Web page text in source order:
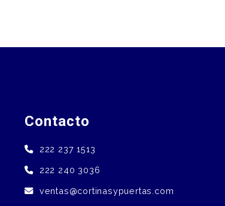
Contacto
222 237 1513
222 240 3036
ventas@cortinasypuertas.com